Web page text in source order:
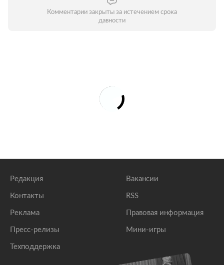
Комментарии закрыты за истечением срока
давности
Редакция
Контакты
Реклама
Пресс-релизы
Техподдержка
Вакансии
RSS
Правовая информация
Мини-игры